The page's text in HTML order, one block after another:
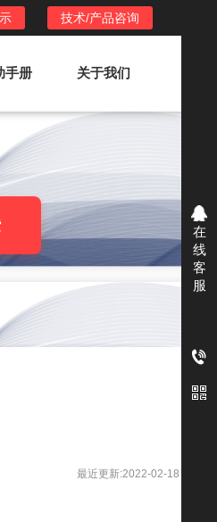
技术/产品咨询
手册 关于我们
最近更新:2022-02-18
在
线
客
服